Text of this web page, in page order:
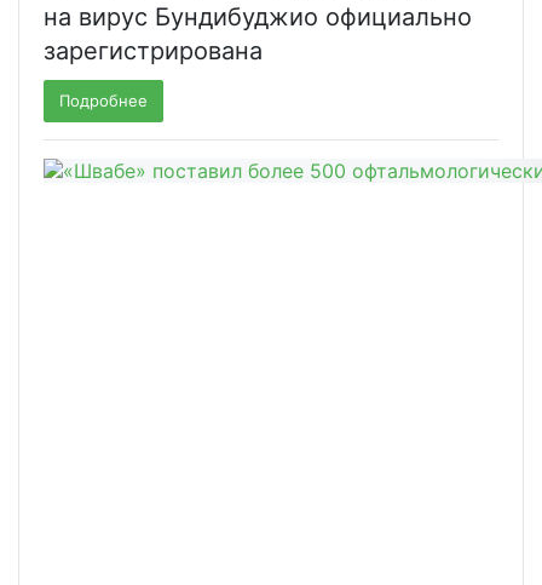
на вирус Бундибуджио официально
зарегистрирована
Подробнее